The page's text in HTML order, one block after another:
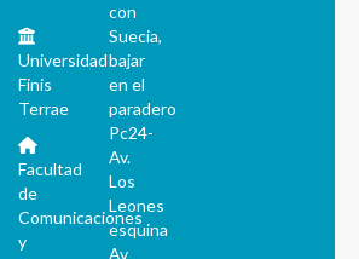
Universidad
Finis
Terrae
Facultad
de
Comunicaciones
y
con
Suecia,
bajar
en el
paradero
Pc24-
Av.
Los
Leones
esquina
Av